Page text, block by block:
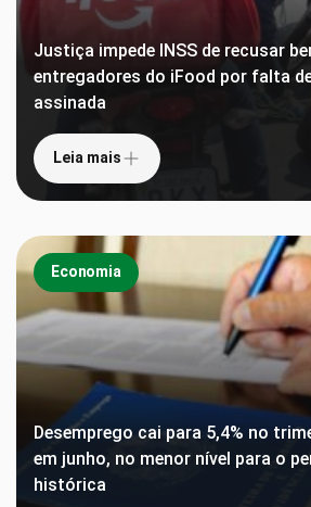
Justiça impede INSS de recusar
entregadores do iFood por falta
assinada
Leia mais
Economia
Desemprego cai para 5,4% no
em junho, no menor nível para o
histórica